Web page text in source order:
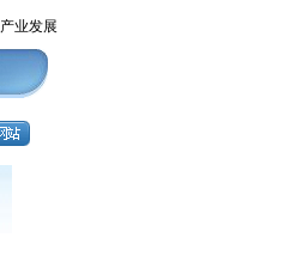
产业发展